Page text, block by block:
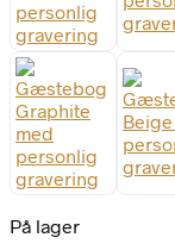
På lager